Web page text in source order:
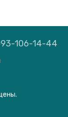
106-14-44